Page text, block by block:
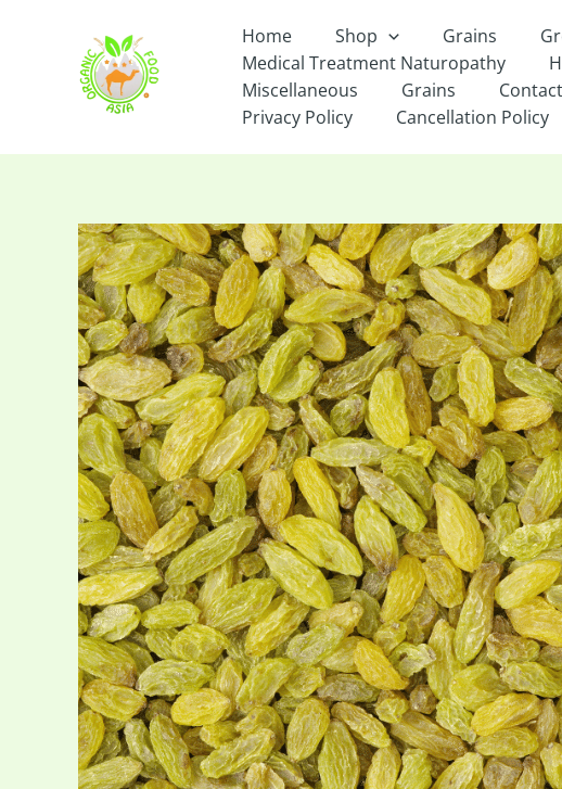
Home Shop Grains
Medical Treatment Naturopathy
Miscellaneous
Grains
Privacy Policy
Cancellation Policy